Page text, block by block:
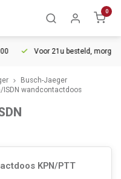
0
Voor 21u besteld, morgen in
Busch-Jaeger
wandcontactdoos
KPN/PTT